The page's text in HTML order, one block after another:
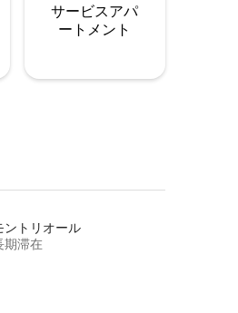
サービスアパ
ートメント
ントリオール
期滞在